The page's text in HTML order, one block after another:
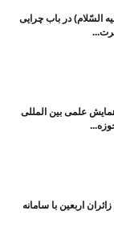
السّلام) در باب چرایی
علمی بین المللی
اربعین با سامانه